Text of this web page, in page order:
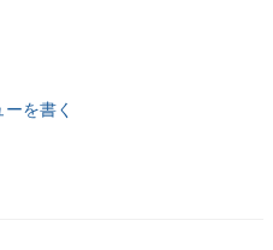
ーを書く